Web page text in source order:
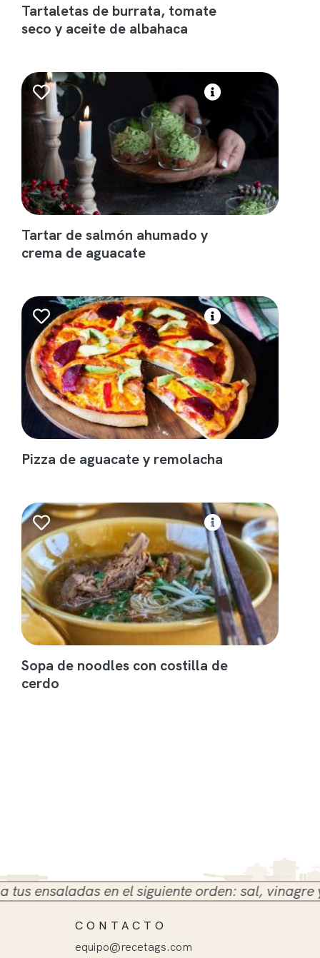
Tartaletas de burrata, tomate
seco y aceite de albahaca
Tartar de salmón ahumado y
crema de aguacate
Pizza de aguacate y remolacha
Sopa de noodles con costilla de
cerdo
en el siguiente orden: sal, vinagre y
CONTACTO
equipo@recetags.com